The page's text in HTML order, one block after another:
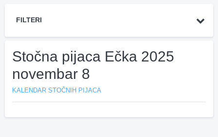
FILTERI
Stočna pijaca Ečka 2025
novembar 8
KALENDAR STOČNIH PIJACA